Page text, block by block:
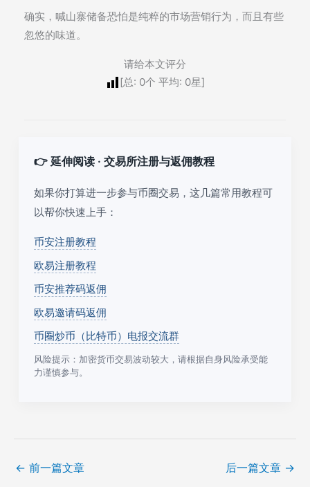
确实，喊山寨储备恐怕是纯粹的市场营销行为，而且有些
忽悠的味道。
请给本文评分
[总: 0个 平均: 0星]
👉 延伸阅读 · 交易所注册与返佣教程
如果你打算进一步参与币圈交易，这几篇常用教程可
以帮你快速上手：
币安注册教程
欧易注册教程
币安推荐码返佣
欧易邀请码返佣
币圈炒币（比特币）电报交流群
风险提示：加密货币交易波动较大，请根据自身风险承受能
力谨慎参与。
← 前一篇文章 后一篇文章 →